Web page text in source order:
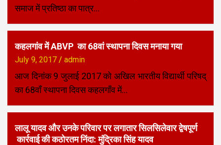
समाज में प्रतिष्ठा का पात्र…
कहलगांव में ABVP का 68वां स्थापना दिवस मनाया गया
July 9, 2017 admin
आज दिनांक 9 जुलाई 2017 को अखिल भारतीय विद्यार्थी परिषद्
का 68वाँ स्थापना दिवस कहलगाँव में…
​लालू यादव और उनके परिवार पर लगातार सिलसिलेवार द्वेषपूर्ण
कार्रवाई की कठोरतम निंदा: मुंद्रिका सिंह यादव